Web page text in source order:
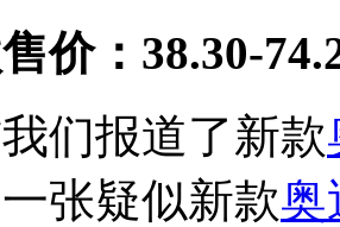
：38.30-
报道了新款
张疑似新款奥